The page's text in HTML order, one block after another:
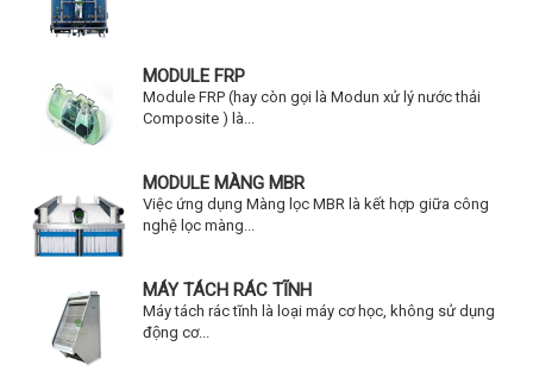
MODULE FRP
Module FRP (hay còn gọi là Modun xử lý nước thải
Composite ) là...
MODULE MÀNG MBR
Việc ứng dụng Màng lọc MBR là kết hợp giữa công
nghệ lọc màng...
MÁY TÁCH RÁC TĨNH
Máy tách rác tĩnh là loại máy cơ học, không sử dụng
động cơ...